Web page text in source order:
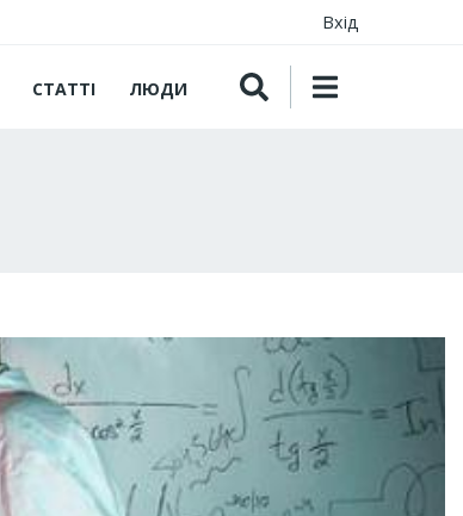
Вхід
СТАТТІ ЛЮДИ